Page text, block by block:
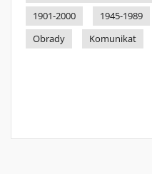
1901-2000
1945-1989
Obrady
Komunikat